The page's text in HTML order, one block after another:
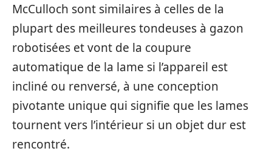
McCulloch sont similaires à celles de la
plupart des meilleures tondeuses à gazon
robotisées et vont de la coupure
automatique de la lame si l’appareil est
incliné ou renversé, à une conception
pivotante unique qui signifie que les lames
tournent vers l’intérieur si un objet dur est
rencontré.